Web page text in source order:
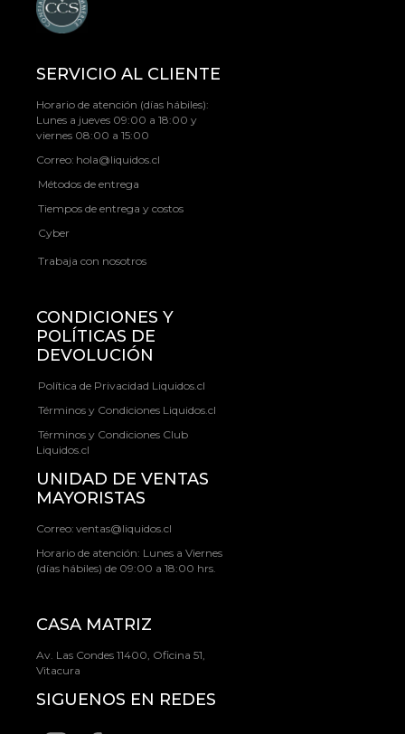
SERVICIO AL CLIENTE
Horario de atención (días hábiles):
Lunes a jueves 09:00 a 18:00 y
viernes 08:00 a 15:00
Correo: hola@liquidos.cl
Métodos de entrega
Tiempos de entrega y costos
Cyber
Trabaja con nosotros
CONDICIONES Y
POLÍTICAS DE
DEVOLUCIÓN
Política de Privacidad Liquidos.cl
Términos y Condiciones Liquidos.cl
Términos y Condiciones Club
Liquidos.cl
UNIDAD DE VENTAS
MAYORISTAS
Correo: ventas@liquidos.cl
Horario de atención: Lunes a Viernes
(días hábiles) de 09:00 a 18:00 hrs.
CASA MATRIZ
Av. Las Condes 11400, Oficina 51,
Vitacura
SIGUENOS EN REDES